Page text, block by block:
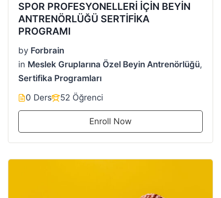
SPOR PROFESYONELLERİ İÇİN BEYİN
ANTRENÖRLÜĞÜ SERTİFİKA
PROGRAMI
by Forbrain
in Meslek Gruplarına Özel Beyin Antrenörlüğü,
Sertifika Programları
0 Ders
52 Öğrenci
Enroll Now